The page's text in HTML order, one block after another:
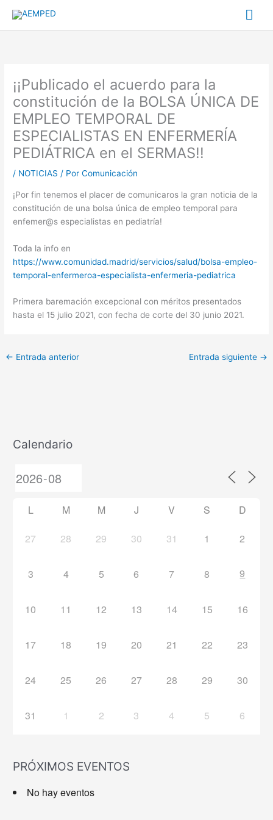
contenido
¡¡Publicado el acuerdo para la
constitución de la BOLSA ÚNICA DE
EMPLEO TEMPORAL DE
ESPECIALISTAS EN ENFERMERÍA
PEDIÁTRICA en el SERMAS!!
/ NOTICIAS / PorComunicación
¡Por fin tenemos el placer de comunicaros la gran noticia de la
constitución de una bolsa única de empleo temporal para
enfemer@s especialistas en pediatría!
Toda la info en
https://www.comunidad.madrid/servicios/salud/bolsa-empleo-
temporal-enfermeroa-especialista-enfermeria-pediatrica
Primera baremación excepcional con méritos presentados
hasta el 15 julio 2021, con fecha de corte del 30 junio 2021.
← Entrada anterior Entrada siguiente →
Calendario
L M M J V S D
27 28 29 30 31 1 2
3 4 5 6 7 8 9
10 11 12 13 14 15 16
17 18 19 20 21 22 23
24 25 26 27 28 29 30
31 1 2 3 4 5 6
PRÓXIMOS EVENTOS
No hay eventos